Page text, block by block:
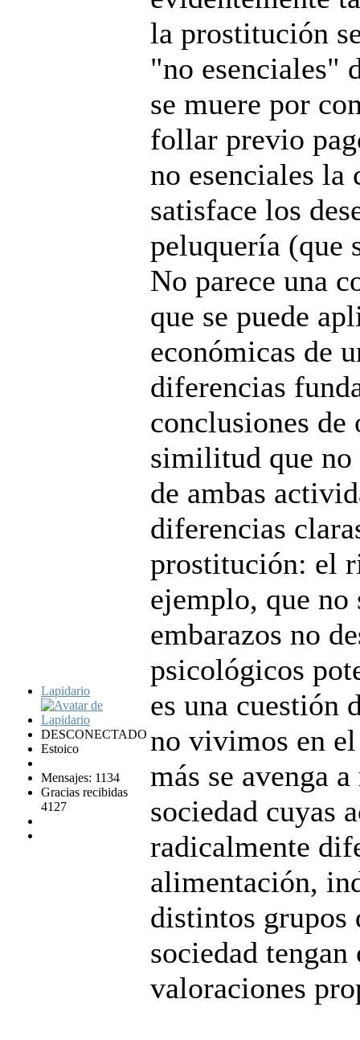
Lapidario
DESCONECTADO
Estoico
Mensajes: 1134
Gracias recibidas
4127
la prostitución
"no esenciales"
se muere por
follar previo
no esenciales la
satisface los
peluquería (que
No parece una
que se puede
económicas de
diferencias
conclusiones
similitud que no
de ambas
diferencias
prostitución: el
ejemplo, que no
embarazos no
psicológicos
es una cuestión
no vivimos en
más se avenga
sociedad cuyas
radicalmente
alimentación,
distintos grupos
sociedad
valoraciones